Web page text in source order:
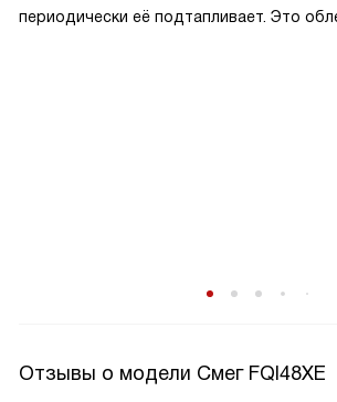
периодически её подтапливает. Это
Отзывы о модели Смег FQI48XE